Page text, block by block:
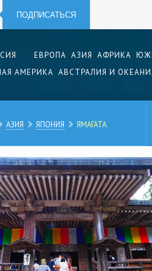
ПОДПИСАТЬСЯ
ЕВРОПА АЗИЯ АФРИКА
АМЕРИКА АВСТРАЛИЯ И
АЗИЯ ЯПОНИЯ ЯМАГАТА
город Японии (термин,
и столица
и город Ямагата от
считается центром
славится тем, что
вкус, чудо как хороша, и
по количеству